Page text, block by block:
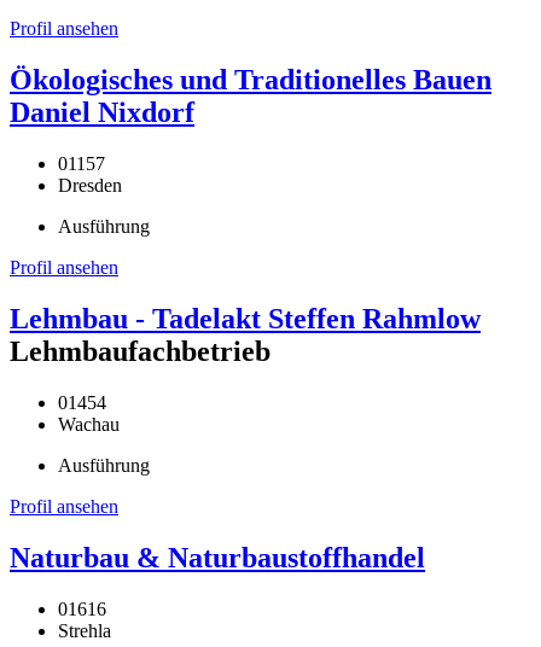
Profil ansehen
Ökologisches und Traditionelles Bauen
Daniel Nixdorf
01157
Dresden
Ausführung
Profil ansehen
Lehmbau - Tadelakt Steffen Rahmlow
Lehmbaufachbetrieb
01454
Wachau
Ausführung
Profil ansehen
Naturbau & Naturbaustoffhandel
01616
Strehla